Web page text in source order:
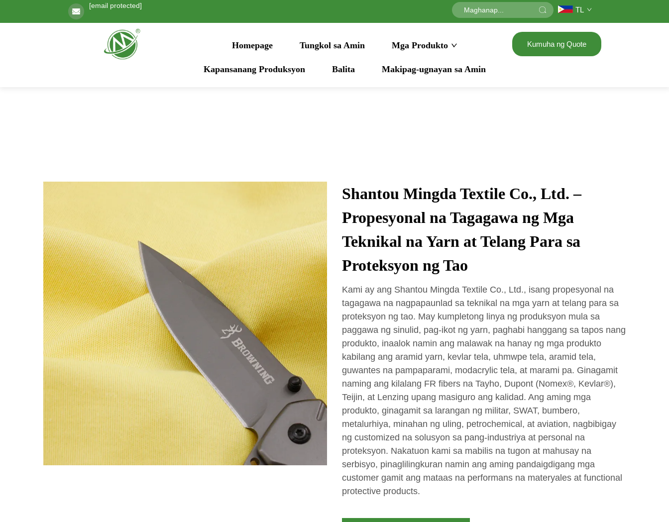
[email protected] TL
Homepage Tungkol sa Amin Mga Produkto
Kapansanang Produksyon Balita Makipag-ugnayan sa Amin
Kumuha ng Quote
Shantou Mingda Textile Co., Ltd. –
Propesyonal na Tagagawa ng Mga
Teknikal na Yarn at Telang Para sa
Proteksyon ng Tao
Kami ay ang Shantou Mingda Textile Co., Ltd., isang propesyonal na
tagagawa na nagpapaunlad sa teknikal na mga yarn at telang para sa
proteksyon ng tao. May kumpletong linya ng produksyon mula sa
paggawa ng sinulid, pag-ikot ng yarn, paghabi hanggang sa tapos nang
produkto, inaalok namin ang malawak na hanay ng mga produkto
kabilang ang aramid yarn, kevlar tela, uhmwpe tela, aramid tela,
guwantes na pampaparami, modacrylic tela, at marami pa. Ginagamit
naming ang kilalang FR fibers na Tayho, Dupont (Nomex®, Kevlar®),
Teijin, at Lenzing upang masiguro ang kalidad. Ang aming mga
produkto, ginagamit sa larangan ng militar, SWAT, bumbero,
metalurhiya, minahan ng uling, petrochemical, at aviation, nagbibigay
ng customized na solusyon sa pang-industriya at personal na
proteksyon. Nakatuon kami sa mabilis na tugon at mahusay na
serbisyo, pinaglilingkuran namin ang aming pandaigdigang mga
customer gamit ang mataas na performans na materyales at functional
protective products.